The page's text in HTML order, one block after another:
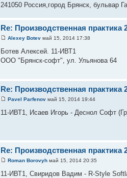
241050 Россия,город Брянск, бульвар
Re: Производственная практика
Alexey Botev май 15, 2014 17:38
Ботев Алексей. 11-ИВТ1
ООО "Брянск-софт", ул. Ульянова 64
Re: Производственная практика
Pavel Parfenov май 15, 2014 19:44
11-ИВТ1, Исаев Игорь - Деснол Софт
Re: Производственная практика
Roman Borovyh май 15, 2014 20:35
11-ИВТ1, Свиридов Вадим - R-Style